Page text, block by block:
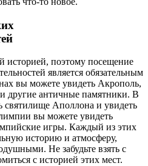
историей, поэтому посещение
является обязательным
вы можете увидеть Акрополь,
античные памятники. В
святилище Аполлона и увидеть
вы можете увидеть
игры. Каждый из этих
историю и атмосферу,
Не забудьте взять с
с историей этих мест.